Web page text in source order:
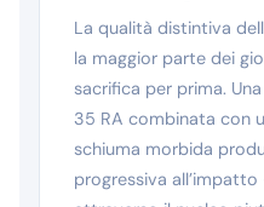
La qualità distintiva
la maggior parte dei
sacrifica per prima.
35 RA combinata con
schiuma morbida
progressiva